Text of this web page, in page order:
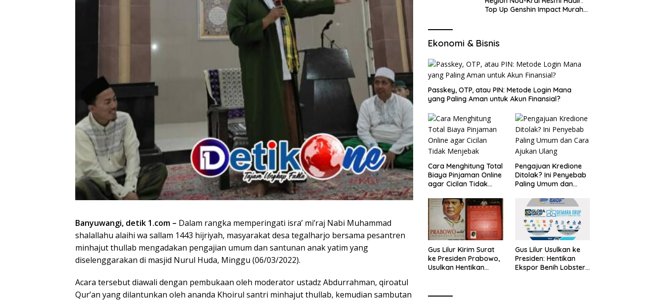
Banyuwangi, detik 1.com – Dalam rangka memperingati isra’ mi’raj Nabi Muhammad
shalallahu alaihi wa sallam 1443 hijriyah, masyarakat desa tegalharjo bersama pesantren
minhajut thullab mengadakan pengajian umum dan santunan anak yatim yang
diselenggarakan di masjid Nurul Huda, Minggu (06/03/2022).
Acara tersebut diawali dengan pembukaan oleh moderator ustadz Abdurrahman, qiroatul
Qur’an yang dilantunkan oleh ananda Khoirul santri minhajut thullab, kemudian sambutan
Top Up Genshin Impact Murah
Ekonomi & Bisnis
Passkey, OTP, atau PIN: Metode Login Mana
yang Paling Aman untuk Akun Finansial?
Cara Menghitung Total
Biaya Pinjaman Online
agar Cicilan Tidak
Pengajuan Kredione
Ditolak? Ini Penyebab
Paling Umum dan
Gus Lilur Kirim Surat
ke Presiden Prabowo,
Usulkan Hentikan
Lobster 50 Gram
Gus Lilur Usulkan ke
Presiden: Hentikan
Ekspor Benih Lobster,